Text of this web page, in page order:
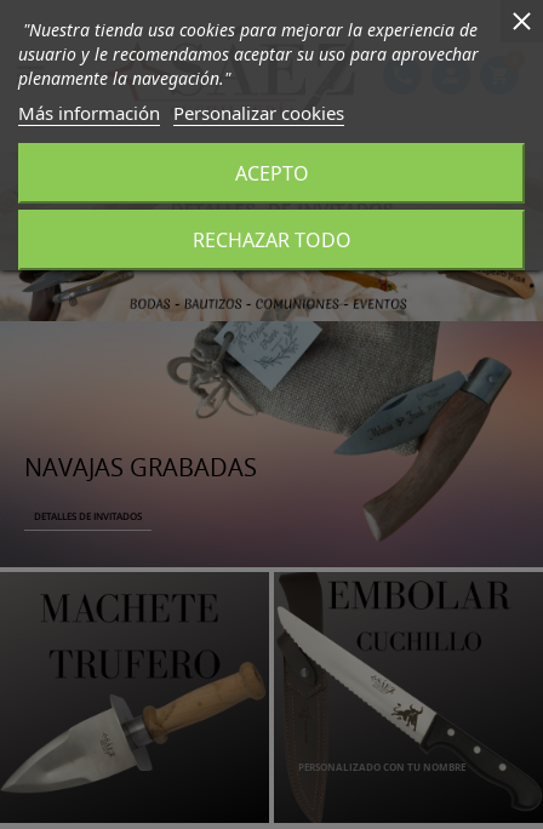

NAVAJAS GRABADAS
DETALLES DE INVITADOS
PERSONALIZADO CON TU NOMBRE
"Nuestra tienda usa cookies para mejorar la experiencia de
usuario y le recomendamos aceptar su uso para aprovechar
plenamente la navegación."
Más información Personalizar cookies
RECHAZAR TODO
ACEPTO